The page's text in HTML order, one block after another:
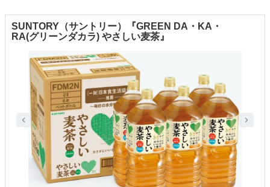
SUNTORY（サントリー）『GREEN DA・KA・
RA(グリーンダカラ) やさしい麦茶』